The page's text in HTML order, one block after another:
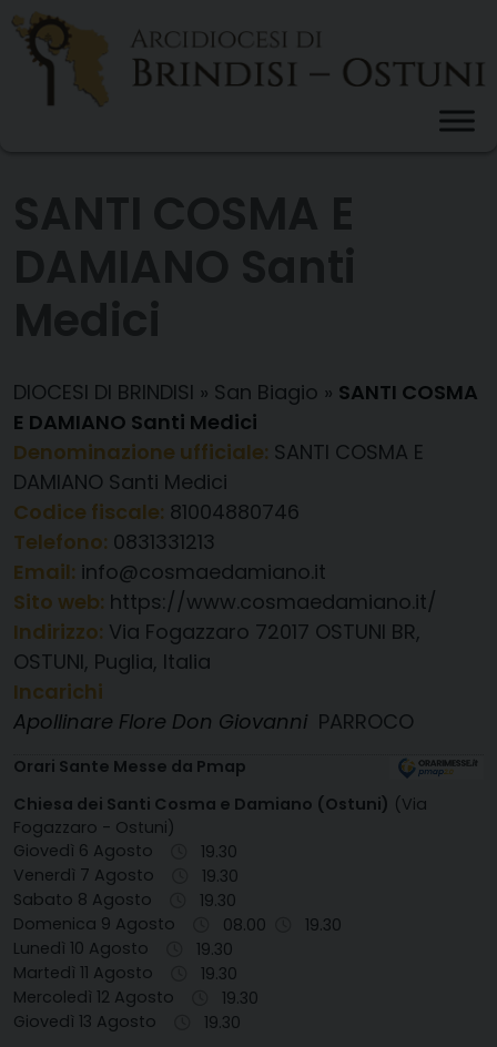
Skip
content
DIOCESI DI BRINDISI » San Biagio » SANTI COSMA
E DAMIANO Santi Medici
Denominazione ufficiale: SANTI COSMA E
DAMIANO Santi Medici
Codice fiscale: 81004880746
Telefono: 0831331213
Email: info@cosmaedamiano.it
Sito web: https://www.cosmaedamiano.it/
Indirizzo: Via Fogazzaro 72017 OSTUNI BR,
OSTUNI, Puglia, Italia
Incarichi
Apollinare Flore Don Giovanni PARROCO
Orari Sante Messe da Pmap
Chiesa dei Santi Cosma e Damiano (Ostuni) (Via
Fogazzaro - Ostuni)
Giovedì 6 Agosto
19.30
Venerdì 7 Agosto
19.30
Sabato 8 Agosto
19.30
Domenica 9 Agosto
08.00
19.30
Lunedì 10 Agosto
19.30
Martedì 11 Agosto
19.30
Mercoledì 12 Agosto
19.30
Giovedì 13 Agosto
19.30